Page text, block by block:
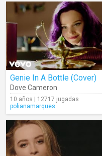
Genie In A Bottle (Cover)
Dove Cameron
10 años | 12717 jugadas
polianamarques